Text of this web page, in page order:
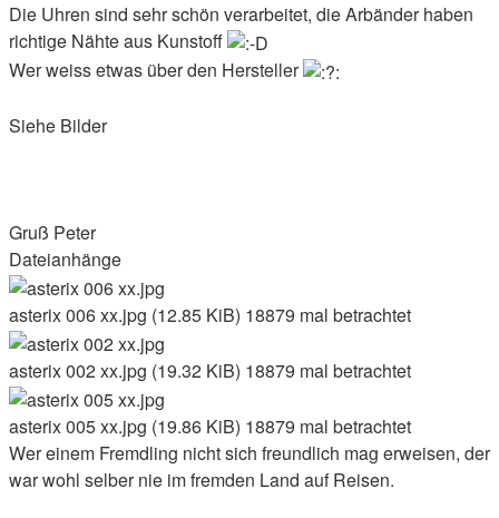
Die Uhren sind sehr schön verarbeitet, die Arbänder haben
richtige Nähte aus Kunstoff
Wer weiss etwas über den Hersteller
Siehe Bilder
Gruß Peter
Dateianhänge
asterix 006 xx.jpg (12.85 KiB) 18879 mal betrachtet
asterix 002 xx.jpg (19.32 KiB) 18879 mal betrachtet
asterix 005 xx.jpg (19.86 KiB) 18879 mal betrachtet
Wer einem Fremdling nicht sich freundlich mag erweisen, der
war wohl selber nie im fremden Land auf Reisen.